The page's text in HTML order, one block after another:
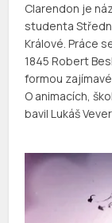
Clarendon je
studenta
Králové. Práce
1845 Robert
formou
O animacích,
bavil Lukáš